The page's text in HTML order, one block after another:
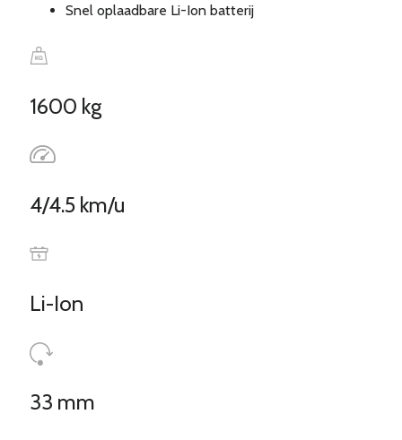
Snel oplaadbare Li-Ion batterij
1600 kg
4/4.5 km/u
Li-Ion
33 mm